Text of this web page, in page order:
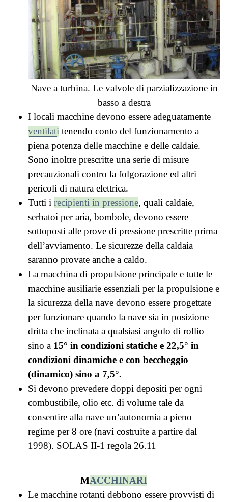
Nave a turbina. Le valvole di parzializzazione in
basso a destra
I locali macchine devono essere adeguatamente
ventilati tenendo conto del funzionamento a
piena potenza delle macchine e delle caldaie.
Sono inoltre prescritte una serie di misure
precauzionali contro la folgorazione ed altri
pericoli di natura elettrica.
Tutti i recipienti in pressione, quali caldaie,
serbatoi per aria, bombole, devono essere
sottoposti alle prove di pressione prescritte prima
dell’avviamento. Le sicurezze della caldaia
saranno provate anche a caldo.
La macchina di propulsione principale e tutte le
macchine ausiliarie essenziali per la propulsione e
la sicurezza della nave devono essere progettate
per funzionare quando la nave sia in posizione
dritta che inclinata a qualsiasi angolo di rollio
sino a 15° in condizioni statiche e 22,5° in
condizioni dinamiche e con beccheggio
(dinamico) sino a 7,5°.
Si devono prevedere doppi depositi per ogni
combustibile, olio etc. di volume tale da
consentire alla nave un’autonomia a pieno
regime per 8 ore (navi costruite a partire dal
1998). SOLAS II-1 regola 26.11
MACCHINARI
Le macchine rotanti debbono essere provvisti di